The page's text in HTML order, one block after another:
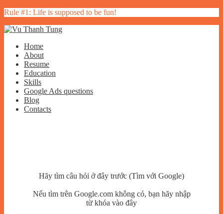
Rule #1: Life is supposed to be fun!
Home
About
Resume
Education
Skills
Google Ads questions
Blog
Contacts
Hãy tìm câu hỏi ở đây trước (Tìm với Google)
Nếu tìm trên Google.com không có, bạn hãy nhập
từ khóa vào đây